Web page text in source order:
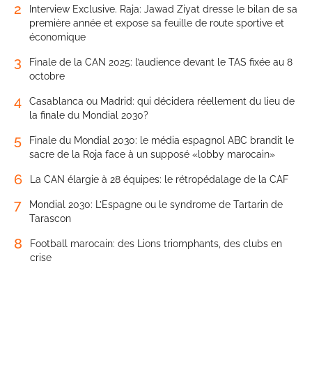
2
Interview Exclusive. Raja: Jawad Ziyat dresse le bilan de sa
première année et expose sa feuille de route sportive et
économique
3
Finale de la CAN 2025: l’audience devant le TAS fixée au 8
octobre
4
Casablanca ou Madrid: qui décidera réellement du lieu de
la finale du Mondial 2030?
5
Finale du Mondial 2030: le média espagnol ABC brandit le
sacre de la Roja face à un supposé «lobby marocain»
6 La CAN élargie à 28 équipes: le rétropédalage de la CAF
7
Mondial 2030: L’Espagne ou le syndrome de Tartarin de
Tarascon
8
Football marocain: des Lions triomphants, des clubs en
crise